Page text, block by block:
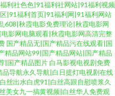
利社色色|91福利社网站|91福利视频
|91福利首页|91福利网|91福利网站
608|秋霞电影免费理论|秋霞电影网
影网电脑观看|秋霞电影网高清完整
国产精品无|国产精品污在线观看|国
精品网站99|国产精品网站|国产精品
|国产精品图片 白马影视电视剧免费
导航永久导航|白日提灯电视剧在线
丝出水白虎91|白丝高跟自慰喷浆久
美女九一搞黄视频|白丝华人免费观